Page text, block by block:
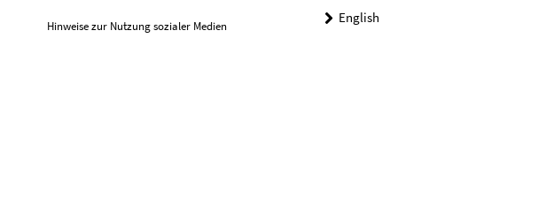
Hinweise zur Nutzung sozialer Medien
English